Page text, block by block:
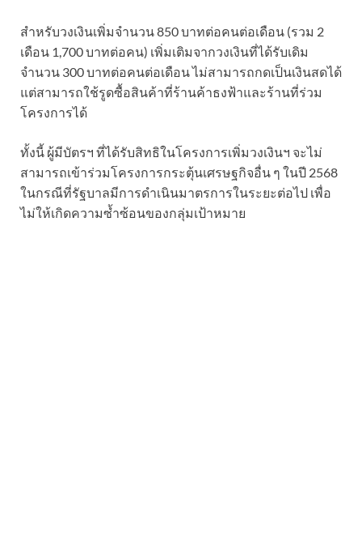
สำหรับวงเงินเพิ่มจำนวน 850 บาทต่อคนต่อเดือน (รวม 2
เดือน 1,700 บาทต่อคน) เพิ่มเติมจากวงเงินที่ได้รับเดิม
จำนวน 300 บาทต่อคนต่อเดือน ไม่สามารถกดเป็นเงินสดได้
แต่สามารถใช้รูดซื้อสินค้าที่ร้านค้าธงฟ้าและร้านที่ร่วม
โครงการได้
ทั้งนี้ ผู้มีบัตรฯ ที่ได้รับสิทธิในโครงการเพิ่มวงเงินฯ จะไม่
สามารถเข้าร่วมโครงการกระตุ้นเศรษฐกิจอื่น ๆ ในปี 2568
ในกรณีที่รัฐบาลมีการดำเนินมาตรการในระยะต่อไป เพื่อ
ไม่ให้เกิดความซ้ำซ้อนของกลุ่มเป้าหมาย